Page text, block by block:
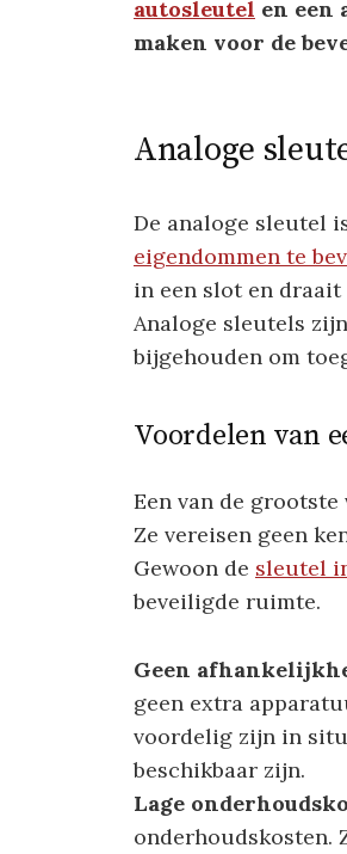
autosleutel en een
maken voor de
Analoge
De analoge sleutel
eigendommen te
in een slot en
Analoge sleutels
bijgehouden om
Voordelen van
Een van de
Ze vereisen geen
Gewoon de sleutel
beveiligde ruimte.
Geen
geen extra
voordelig zijn in
beschikbaar zijn.
Lage
onderhoudskosten.